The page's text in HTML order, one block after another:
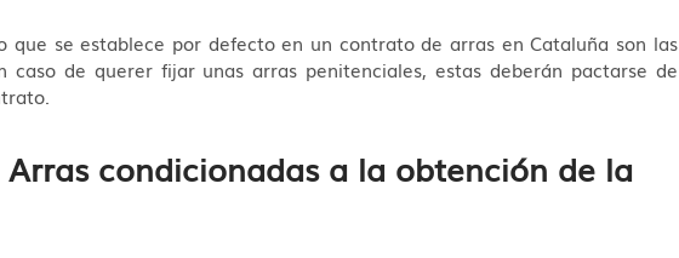
que se establece por defecto en un contrato de arras en Cataluña son las
caso de querer fijar unas arras penitenciales, estas deberán pactarse de
Arras condicionadas a la obtención de la